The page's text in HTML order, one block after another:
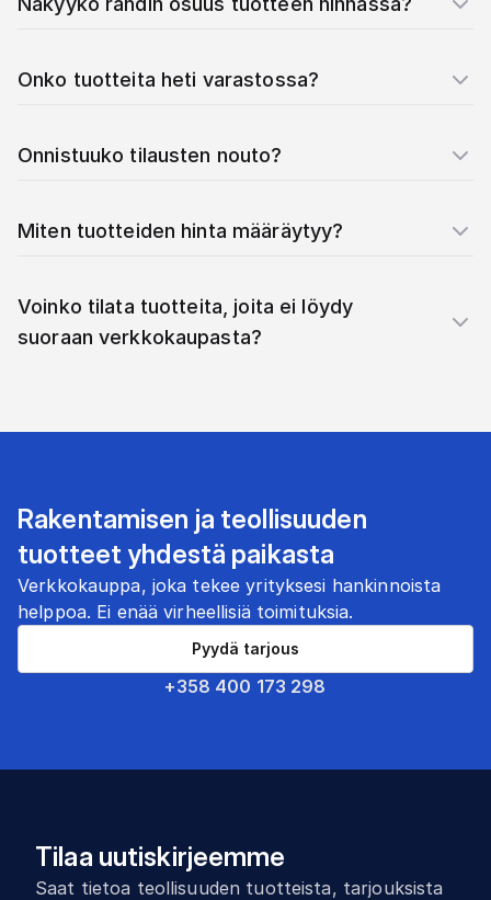
Onko tuotteita heti varastossa?
Onnistuuko tilausten nouto?
Miten tuotteiden hinta määräytyy?
Voinko tilata tuotteita, joita ei löydy
suoraan verkkokaupasta?
Rakentamisen ja teollisuuden
tuotteet yhdestä paikasta
Verkkokauppa, joka tekee yrityksesi hankinnoista
helppoa. Ei enää virheellisiä toimituksia.
+358 400 173 298
Pyydä tarjous
Tilaa uutiskirjeemme
Saat tietoa teollisuuden tuotteista, tarjouksista